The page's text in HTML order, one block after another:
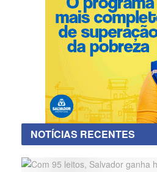
NOTÍCIAS RECENTES